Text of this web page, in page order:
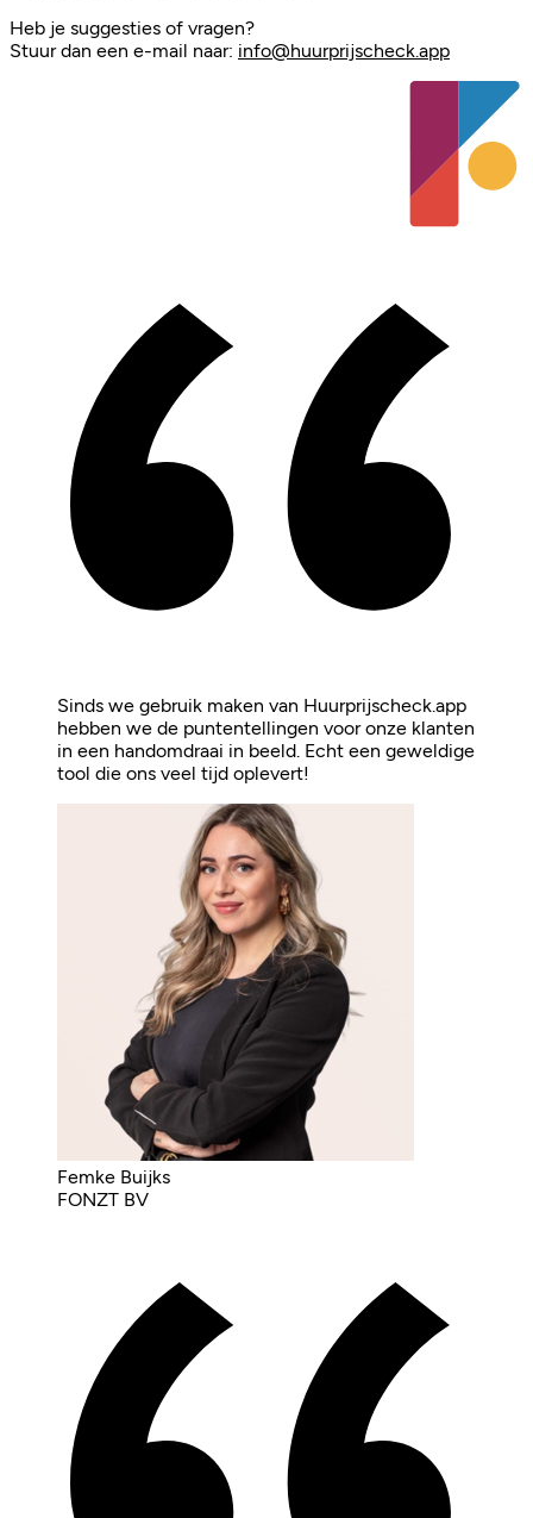
Heb je suggesties of vragen?
Stuur dan een e-mail naar: info@huurprijscheck.app
Sinds we gebruik maken van Huurprijscheck.app
hebben we de puntentellingen voor onze klanten
in een handomdraai in beeld. Echt een geweldige
tool die ons veel tijd oplevert!
Femke Buijks
FONZT BV